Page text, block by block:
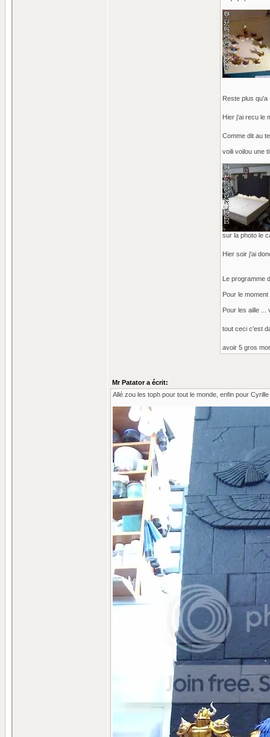
Reste plus qu'a
Hier j'ai recu le
Comme dit au
voili voilou une
sur la photo le
Hier soir j'ai
Le programme
Pour le
Pour les aille ...
tout ceci c'est
avoir 5 gros
Mr Patator a écrit:
Allé zou les toph pour tout le monde, enfin pour Cyrille